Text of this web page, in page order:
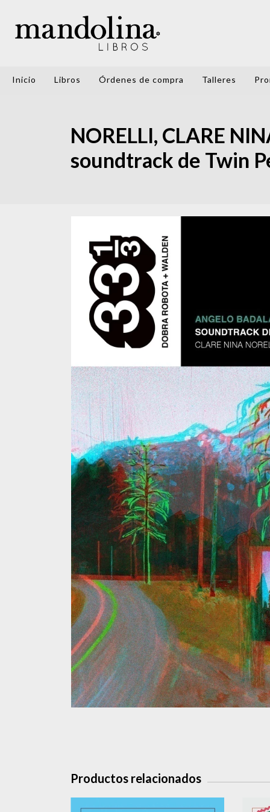
Inicio Libros Órdenes de compra Talleres
NORELLI, CLARE
soundtrack de Twin
Productos relacionados